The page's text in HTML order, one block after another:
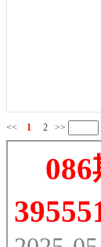
<< 1 2 >>